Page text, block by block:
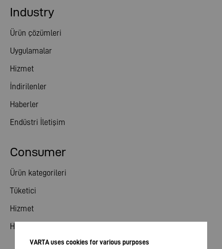
Consumer
Ürün kategorileri
Tüketici
Hizmet
Haberler
Industry
Ürün çözümleri
Uygulamalar
Hizmet
İndirilenler
Haberler
Endüstri İletişim
VARTA uses cookies for various purposes